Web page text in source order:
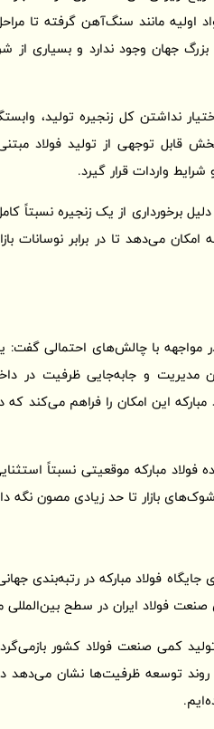
اولیه مانند سنگ‌آهن گرفته تا
جهان وجود ندارد و بسیاری از
نداشتن کل زنجیره تولید،
بخش قابل توجهی از تولید فولاد
واردات قرار گیرد.
برخورداری از یک زنجیره نسبتاً
می‌دهد تا در برابر نوسانات
در مواجهه با چالش‌های احتمالی
و جابه‌جایی ظرفیت در
مبارکه این امکان را فراهم
مبارکه موقعیتی نسبتاً
بازار تا حد زیادی مصون نگه
فولاد مبارکه در رتبه‌بندی
صنعت فولاد ایران در سطح
کمی صنعت فولاد کشور
می‌کند و روند توسعه ظرفیت‌ها نشان